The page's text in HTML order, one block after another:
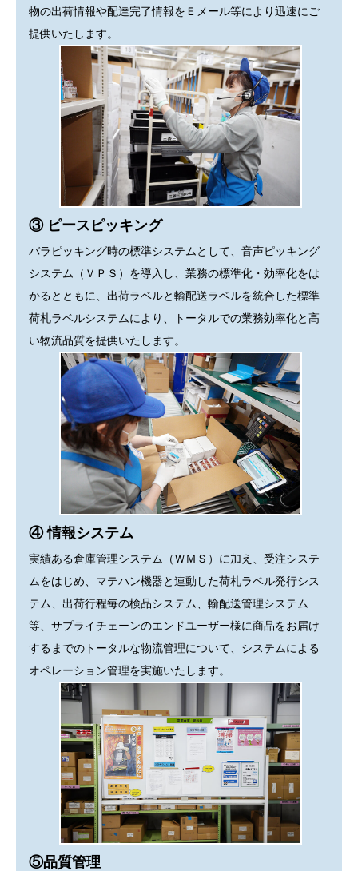
物の出荷情報や配達完了情報をＥメール等により迅速にご
提供いたします。
③ ピースピッキング
バラピッキング時の標準システムとして、音声ピッキング
システム（ＶＰＳ）を導入し、業務の標準化・効率化をは
かるとともに、出荷ラベルと輸配送ラベルを統合した標準
荷札ラベルシステムにより、トータルでの業務効率化と高
い物流品質を提供いたします。
④ 情報システム
実績ある倉庫管理システム（ＷＭＳ）に加え、受注システ
ムをはじめ、マテハン機器と連動した荷札ラベル発行シス
テム、出荷行程毎の検品システム、輸配送管理システム
等、サプライチェーンのエンドユーザー様に商品をお届け
するまでのトータルな物流管理について、システムによる
オペレーション管理を実施いたします。
⑤品質管理